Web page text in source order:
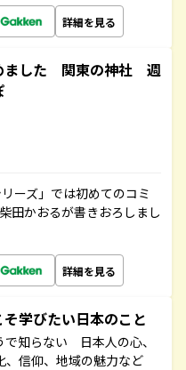
詳細を見る
ました 関東の神社 週
ーズ」では初めてのコミ
田かおるが書きおろしまし
詳細を見る
学びたい日本のこと
で知らない 日本人の心、
、信仰、地域の魅力など